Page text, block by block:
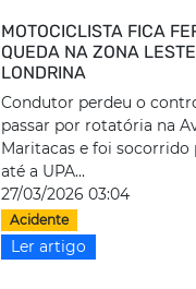
MOTOCICLISTA FICA
QUEDA NA ZONA
LONDRINA
Condutor perdeu o
passar por rotatória na
Maritacas e foi socorrido
até a UPA...
27/03/2026 03:04
Acidente
Ler artigo